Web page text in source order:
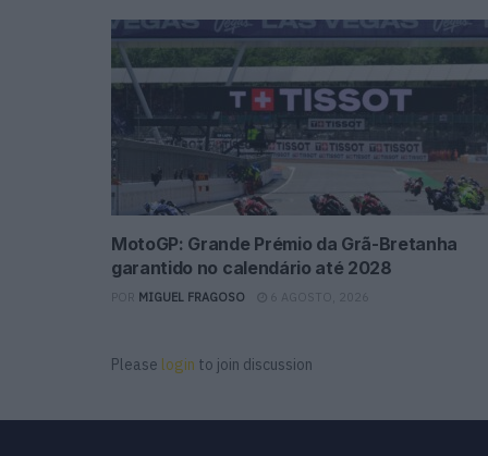
MotoGP: Grande Prémio da Grã-Bretanha
garantido no calendário até 2028
MIGUEL FRAGOSO 6 AGOSTO, 2026
Please login to join discussion